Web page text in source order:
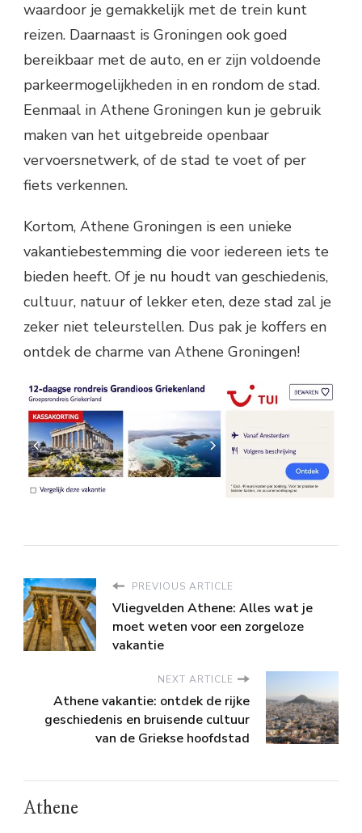
waardoor je gemakkelijk met de trein kunt
reizen. Daarnaast is Groningen ook goed
bereikbaar met de auto, en er zijn voldoende
parkeermogelijkheden in en rondom de stad.
Eenmaal in Athene Groningen kun je gebruik
maken van het uitgebreide openbaar
vervoersnetwerk, of de stad te voet of per
fiets verkennen.
Kortom, Athene Groningen is een unieke
vakantiebestemming die voor iedereen iets te
bieden heeft. Of je nu houdt van geschiedenis,
cultuur, natuur of lekker eten, deze stad zal je
zeker niet teleurstellen. Dus pak je koffers en
ontdek de charme van Athene Groningen!
PREVIOUS ARTICLE
Vliegvelden Athene: Alles wat je
moet weten voor een zorgeloze
vakantie
NEXT ARTICLE
Athene vakantie: ontdek de rijke
geschiedenis en bruisende cultuur
van de Griekse hoofdstad
Athene